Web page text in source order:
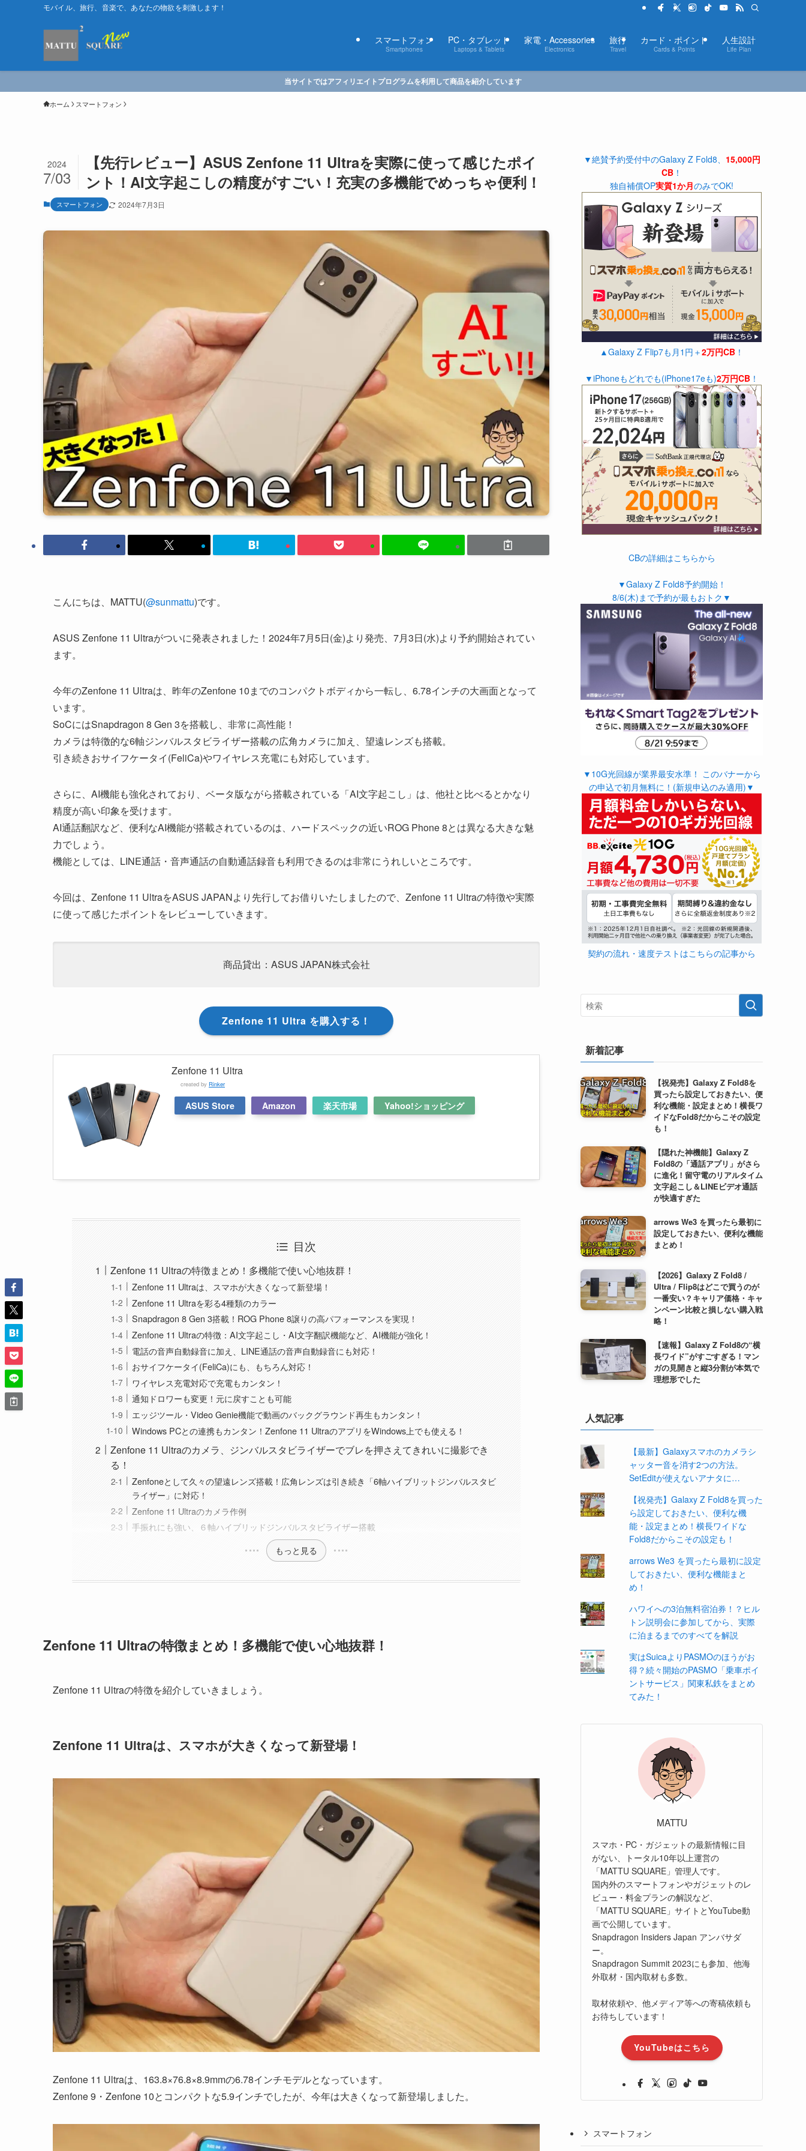
モバイル、旅行、音楽で、あなたの物欲を刺激します！
スマートフォン
Smartphones
PC・タブレット
Laptops & Tablets
家電・Accessories
Electronics
旅行
Travel
カード・ポイント
Cards & Points
人生設計
Life Plan
当サイトではアフィリエイトプログラムを利用して商品を紹介しています
ホーム スマートフォン
【先行レビュー】ASUS Zenfone 11 Ultraを実際に使って感じたポイ
ント！AI文字起こしの精度がすごい！充実の多機能でめっちゃ便利！
2024
7/03
スマートフォン 2024年7月3日
こんにちは、MATTU(@sunmattu)です。
ASUS Zenfone 11 Ultraがついに発表されました！2024年7月5日(金)より発売、7月3日(水)より予約開始されてい
ます。
今年のZenfone 11 Ultraは、昨年のZenfone 10までのコンパクトボディから一転し、6.78インチの大画面となって
います。
SoCにはSnapdragon 8 Gen 3を搭載し、非常に高性能！
カメラは特徴的な6軸ジンバルスタビライザー搭載の広角カメラに加え、望遠レンズも搭載。
引き続きおサイフケータイ(FeliCa)やワイヤレス充電にも対応しています。
さらに、AI機能も強化されており、ベータ版ながら搭載されている「AI文字起こし」は、他社と比べるとかなり
精度が高い印象を受けます。
AI通話翻訳など、便利なAI機能が搭載されているのは、ハードスペックの近いROG Phone 8とは異なる大きな魅
力でしょう。
機能としては、LINE通話・音声通話の自動通話録音も利用できるのは非常にうれしいところです。
今回は、Zenfone 11 UltraをASUS JAPANより先行してお借りいたしましたので、Zenfone 11 Ultraの特徴や実際
に使って感じたポイントをレビューしていきます。
商品貸出：ASUS JAPAN株式会社
Zenfone 11 Ultra を購入する！
Zenfone 11 Ultra
created by Rinker
ASUS Store Amazon 楽天市場 Yahoo!ショッピング
目次
Zenfone 11 Ultraの特徴まとめ！多機能で使い心地抜群！
Zenfone 11 Ultraは、スマホが大きくなって新登場！
Zenfone 11 Ultraを彩る4種類のカラー
Snapdragon 8 Gen 3搭載！ROG Phone 8譲りの高パフォーマンスを実現！
Zenfone 11 Ultraの特徴：AI文字起こし・AI文字翻訳機能など、AI機能が強化！
電話の音声自動録音に加え、LINE通話の音声自動録音にも対応！
おサイフケータイ(FeliCa)にも、もちろん対応！
ワイヤレス充電対応で充電もカンタン！
通知ドロワーも変更！元に戻すことも可能
エッジツール・Video Genie機能で動画のバックグラウンド再生もカンタン！
Windows PCとの連携もカンタン！Zenfone 11 UltraのアプリをWindows上でも使える！
Zenfone 11 Ultraのカメラ、ジンバルスタビライザーでブレを押さえてきれいに撮影でき
る！
Zenfoneとして久々の望遠レンズ搭載！広角レンズは引き続き「6軸ハイブリットジンバルスタビ
ライザー」に対応！
Zenfone 11 Ultraのカメラ作例
手振れにも強い、６軸ハイブリッドジンバルスタビライザー搭載
もっと見る
Zenfone 11 Ultraの特徴まとめ！多機能で使い心地抜群！
Zenfone 11 Ultraの特徴を紹介していきましょう。
Zenfone 11 Ultraは、スマホが大きくなって新登場！
Zenfone 11 Ultraは、163.8×76.8×8.9mmの6.78インチモデルとなっています。
Zenfone 9・Zenfone 10とコンパクトな5.9インチでしたが、今年は大きくなって新登場しました。
▼絶賛予約受付中のGalaxy Z Fold8、 15,000円
CB ！
独自補償OP実質1か月のみでOK!
▲Galaxy Z Flip7も月1円＋2万円CB ！
▼iPhoneもどれでも(iPhone17eも)2万円CB ！
CBの詳細はこちらから
▼Galaxy Z Fold8予約開始！
8/6(木)まで予約が最もおトク▼
▼10G光回線が業界最安水準！ このバナーから
の申込で初月無料に！(新規申込のみ適用)▼
契約の流れ・速度テストはこちらの記事から
新着記事
【祝発売】Galaxy Z Fold8を
買ったら設定しておきたい、便
利な機能・設定まとめ！横長ワ
イドなFold8だからこその設定
も！
【隠れた神機能】Galaxy Z
Fold8の「通話アプリ」がさら
に進化！留守電のリアルタイム
文字起こし＆LINEビデオ通話
が快適すぎた
arrows We3 を買ったら最初に
設定しておきたい、便利な機能
まとめ！
【2026】Galaxy Z Fold8 /
Ultra / Flip8はどこで買うのが
一番安い？キャリア価格・キャ
ンペーン比較と損しない購入戦
略！
【速報】Galaxy Z Fold8の“横
長ワイド”がすごすぎる！マン
ガの見開きと縦3分割が本気で
理想形でした
人気記事
【最新】Galaxyスマホのカメラシ
ャッター音を消す2つの方法。
SetEditが使えないアナタに…
【祝発売】Galaxy Z Fold8を買った
ら設定しておきたい、便利な機
能・設定まとめ！横長ワイドな
Fold8だからこその設定も！
arrows We3 を買ったら最初に設定
しておきたい、便利な機能まと
め！
ハワイへの3泊無料宿泊券！？ヒル
トン説明会に参加してから、実際
に泊まるまでのすべてを解説
実はSuicaよりPASMOのほうがお
得？続々開始のPASMO「乗車ポイ
ントサービス」関東私鉄をまとめ
てみた！
MATTU
スマホ・PC・ガジェットの最新情報に目
がない、トータル10年以上運営の
「MATTU SQUARE」管理人です。
国内外のスマートフォンやガジェットのレ
ビュー・料金プランの解説など、
「MATTU SQUARE」サイトとYouTube動
画で公開しています。
Snapdragon Insiders Japan アンバサダ
ー。
Snapdragon Summit 2023にも参加、他海
外取材・国内取材も多数。
取材依頼や、他メディア等への寄稿依頼も
お待ちしています！
YouTubeはこちら
スマートフォン